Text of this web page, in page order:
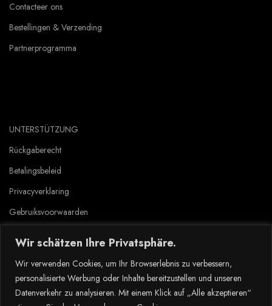
Wir schätzen Ihre Privatsphäre.
Wir verwenden Cookies, um Ihr Browserlebnis zu verbessern,
personalisierte Werbung oder Inhalte bereitzustellen und unseren
Datenverkehr zu analysieren. Mit einem Klick auf „Alle akzeptieren“
Contacteer ons
Bestellingen & Verzending
Partnerprogramma
UNTERSTÜTZUNG
Rückgaberecht
Betalingsbeleid
Privacyverklaring
Gebruiksvoorwaarden
Copyright © 2023 Tlyard de. all rights reserved.